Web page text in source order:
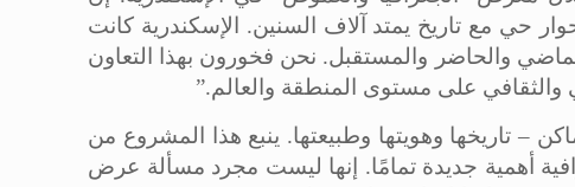
حي مع تاريخ يمتد آلاف السنين. الإسكندرية كانت
والحاضر والمستقبل. نحن فخورون بهذا التعاون
والثقافي على مستوى المنطقة والعالم.”
– تاريخها وهويتها وطبيعتها. ينبع هذا المشروع من
أهمية جديدة تمامًا. إنها ليست مجرد مسألة عرض